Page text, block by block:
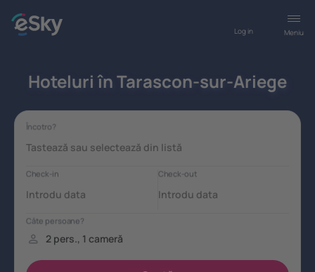
Meniu
Log in
Hoteluri în Tarascon-sur-Ariege